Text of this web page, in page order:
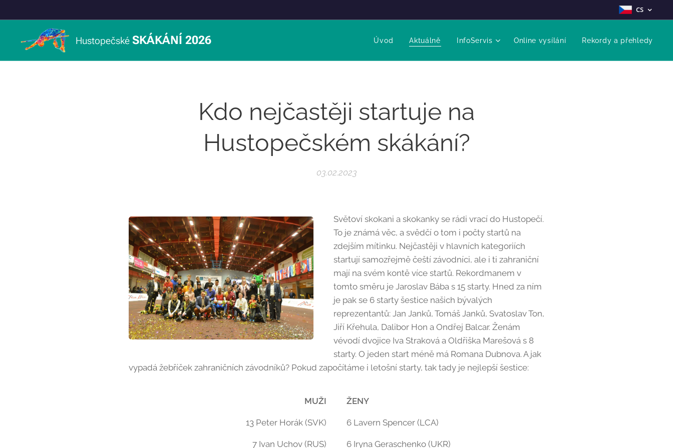
CS
Hustopečské SKÁKÁNÍ 2026 Úvod Aktuálně InfoServis Online vysílání Rekordy a přehledy
Kdo nejčastěji startuje na
Hustopečském skákání?
03.02.2023
Světoví skokani a skokanky se rádi vrací do Hustopečí.
To je známá věc, a svědčí o tom i počty startů na
zdejším mítinku. Nejčastěji v hlavních kategoriích
startují samozřejmě čeští závodníci, ale i ti zahraniční
mají na svém kontě více startů. Rekordmanem v
tomto směru je Jaroslav Bába s 15 starty. Hned za ním
je pak se 6 starty šestice našich bývalých
reprezentantů: Jan Janků, Tomáš Janků, Svatoslav Ton,
Jiří Křehula, Dalibor Hon a Ondřej Balcar. Ženám
vévodí dvojice Iva Straková a Oldřiška Marešová s 8
starty. O jeden start méně má Romana Dubnova. A jak
vypadá žebříček zahraničních závodníků? Pokud započítáme i letošní starty, tak tady je nejlepší šestice:
MUŽI
13 Peter Horák (SVK)
7 Ivan Uchov (RUS)
ŽENY
6 Lavern Spencer (LCA)
6 Iryna Geraschenko (UKR)